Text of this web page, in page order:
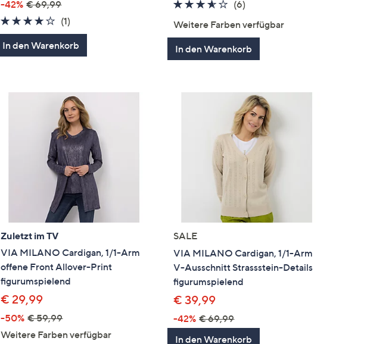
-42% € 69,99
4.0
von
5
(1)
Bewertungen
In den Warenkorb
3.5
5
(6)
Weitere Farben verfügbar
In den Warenkorb
Zuletzt im TV
VIA MILANO Cardigan, 1/1-Arm
offene Front Allover-Print
figurumspielend
€ 29,99
-50% € 59,99
Weitere Farben verfügbar
SALE
VIA MILANO Cardigan, 1/1-Arm
V-Ausschnitt Strassstein-Details
figurumspielend
€ 39,99
-42% € 69,99
In den Warenkorb